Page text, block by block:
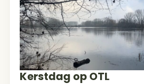
Kerstdag op OTL